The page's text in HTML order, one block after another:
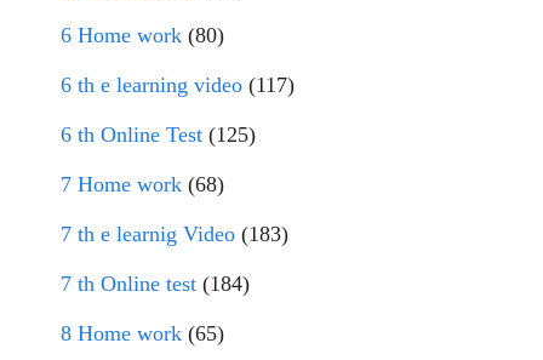
6 Home work (80)
6 th e learning video (117)
6 th Online Test (125)
7 Home work (68)
7 th e learnig Video (183)
7 th Online test (184)
8 Home work (65)